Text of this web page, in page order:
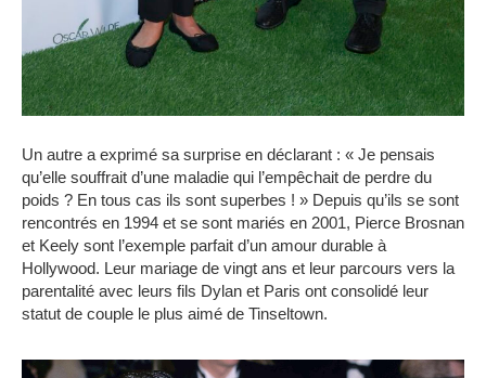
Un autre a exprimé sa surprise en déclarant : « Je pensais
qu’elle souffrait d’une maladie qui l’empêchait de perdre du
poids ? En tous cas ils sont superbes ! » Depuis qu’ils se sont
rencontrés en 1994 et se sont mariés en 2001, Pierce Brosnan
et Keely sont l’exemple parfait d’un amour durable à
Hollywood. Leur mariage de vingt ans et leur parcours vers la
parentalité avec leurs fils Dylan et Paris ont consolidé leur
statut de couple le plus aimé de Tinseltown.